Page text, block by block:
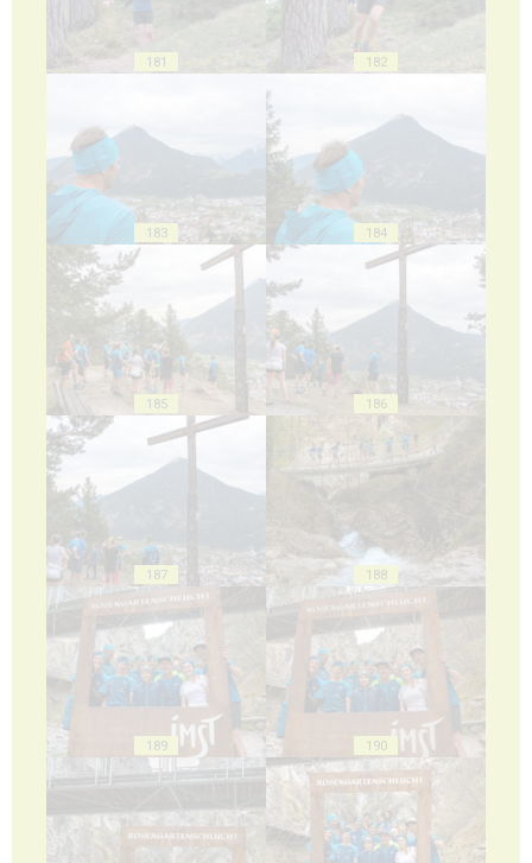
181 182
183 184
185 186
187 188
189 190